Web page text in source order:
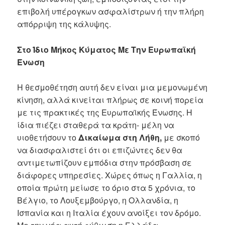
επιβολή υπέρογκων ασφαλίστρων ή την πλήρη
απόρριψη της κάλυψης.
Στο Ίδιο Μήκος Κύματος Με Την Ευρωπαϊκή
Ένωση
Η θεσμοθέτηση αυτή δεν είναι μια μεμονωμένη
κίνηση, αλλά κινείται πλήρως σε κοινή πορεία
με τις πρακτικές της Ευρωπαϊκής Ένωσης. Η
ίδια πιέζει σταθερά τα κράτη- μέλη να
υιοθετήσουν τοΔικαίωμα στη Λήθη, με σκοπό
να διασφαλιστεί ότι οι επιζώντες δεν θα
αντιμετωπίζουν εμπόδια στην πρόσβαση σε
διάφορες υπηρεσίες. Χώρες όπως η Γαλλία, η
οποία πρώτη μείωσε το όριο στα 5 χρόνια, το
Βέλγιο, το Λουξεμβούργο, η Ολλανδία, η
Ισπανία και η Ιταλία έχουν ανοίξει τον δρόμο.